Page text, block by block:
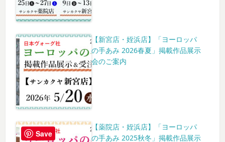
【新宮店・姪浜店】「ヨーロッパ
の手あみ 2026春夏」掲載作品展示
会のご案内
【薬院店・姪浜店】「ヨーロッパ
の手あみ 2025秋冬」掲載作品展示
Save